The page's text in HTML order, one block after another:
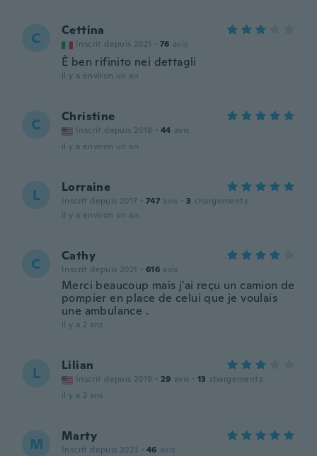
C Cettina
Inscrit depuis 2021 · 76 avis
È ben rifinito nei dettagli
il y a environ un an
C Christine
Inscrit depuis 2018 · 44 avis
il y a environ un an
L Lorraine
Inscrit depuis 2017 · 747 avis · 3 chargements
il y a environ un an
C Cathy
Inscrit depuis 2021 · 616 avis
Merci beaucoup mais j'ai reçu un camion de
pompier en place de celui que je voulais
une ambulance .
il y a 2 ans
L Lilian
Inscrit depuis 2019 · 29 avis · 13 chargements
il y a 2 ans
M Marty
Inscrit depuis 2023 · 46 avis